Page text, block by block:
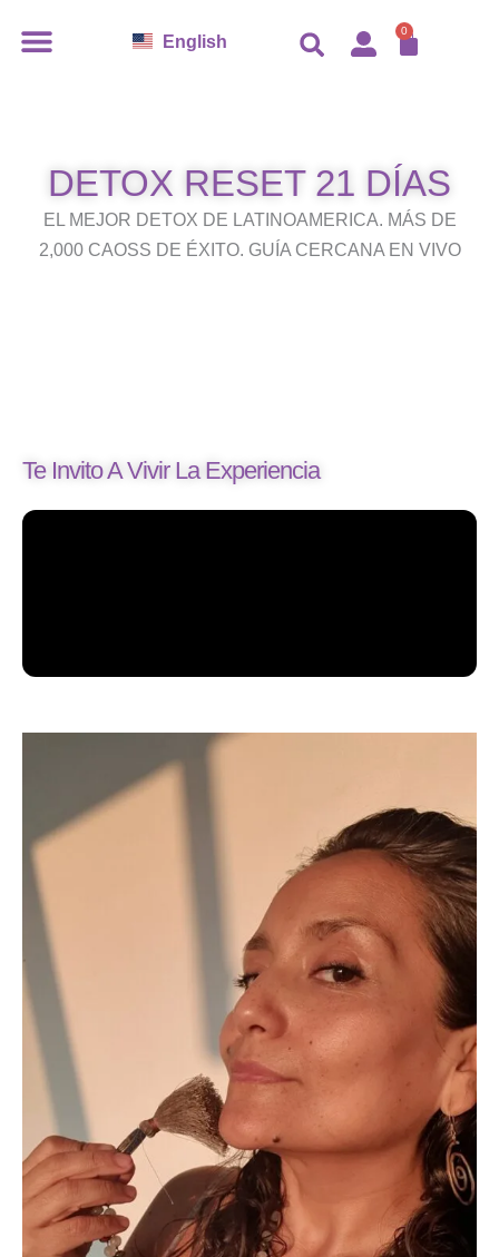
English 0
Carro
DETOX RESET 21 DÍAS
EL MEJOR DETOX DE LATINOAMERICA. MÁS DE
2,000 CAOSS DE ÉXITO. GUÍA CERCANA EN VIVO
Te Invito A Vivir La Experiencia